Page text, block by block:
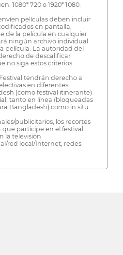
1080* 720 o 1920* 1080.
películas deben incluir
en pantalla,
de la película en cualquier
ningún archivo individual
película. La autoridad del
de descalificar
no siga estos criterios.
tendrán derecho a
en diferentes
(como festival itinerante)
tanto en línea (bloqueadas
Bangladesh) como in situ.
publicitarios, los recortes
participe en el festival
la televisión
red local/Internet, redes